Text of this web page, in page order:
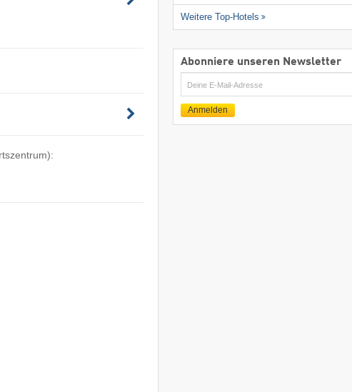
Weitere Top-Hotels
Abonniere unseren Newsletter
E-
Mail
Anmelden